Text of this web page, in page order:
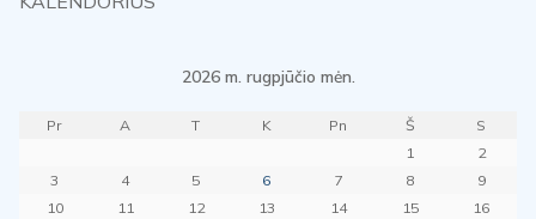
2026 m. rugpjūčio mėn.
Pr A T K Pn Š
S
1
2
3
4 5 6 7 8
9
10
11 12 13 14 15
16